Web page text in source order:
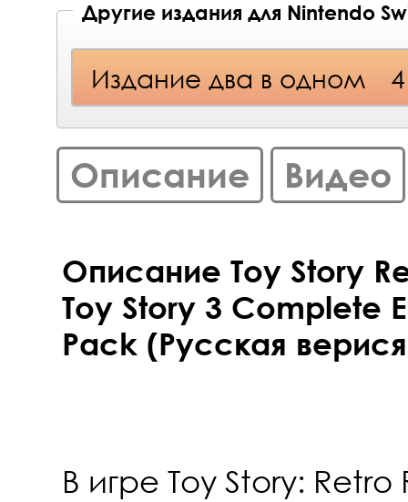
Другие издания для Nintendo
Издание два в одном
Описание Видео
Описание Toy Story
Toy Story 3 Complete
Pack (Русская
В игре Toy Story: